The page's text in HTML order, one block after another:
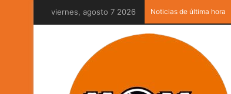
viernes, agosto 7 2026 Noticias de última hora